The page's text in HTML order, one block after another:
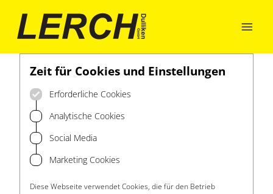

Zeit für Cookies und Einstellungen
Erforderliche Cookies
Analytische Cookies
Social Media
Marketing Cookies
Diese Webseite verwendet Cookies, die für den Betrieb